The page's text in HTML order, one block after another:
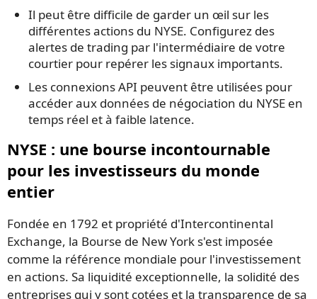
Il peut être difficile de garder un œil sur les
différentes actions du NYSE. Configurez des
alertes de trading par l'intermédiaire de votre
courtier pour repérer les signaux importants.
Les connexions API peuvent être utilisées pour
accéder aux données de négociation du NYSE en
temps réel et à faible latence.
NYSE : une bourse incontournable
pour les investisseurs du monde
entier
Fondée en 1792 et propriété d'Intercontinental
Exchange, la Bourse de New York s'est imposée
comme la référence mondiale pour l'investissement
en actions. Sa liquidité exceptionnelle, la solidité des
entreprises qui y sont cotées et la transparence de sa